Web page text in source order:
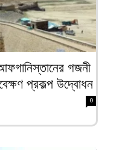
গজনী
প্রকল্প উদ্বোধন
0